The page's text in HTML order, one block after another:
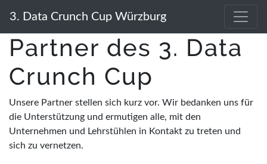
3. Data Crunch Cup Würzburg
Partner des 3. Data
Crunch Cup
Unsere Partner stellen sich kurz vor. Wir bedanken uns für
die Unterstützung und ermutigen alle, mit den
Unternehmen und Lehrstühlen in Kontakt zu treten und
sich zu vernetzen.